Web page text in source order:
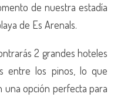
de nuestra estadía
de Es Arenals.
2 grandes hoteles
entre los pinos, lo que
una opción perfecta para